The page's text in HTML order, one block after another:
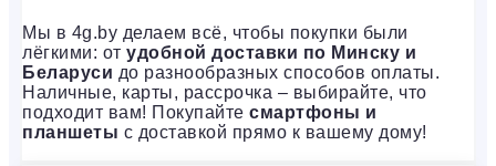
Мы в 4g.by делаем всё, чтобы покупки были
лёгкими: от удобной доставки по Минску и
Беларуси до разнообразных способов оплаты.
Наличные, карты, рассрочка – выбирайте, что
подходит вам! Покупайте смартфоны и
планшеты с доставкой прямо к вашему дому!